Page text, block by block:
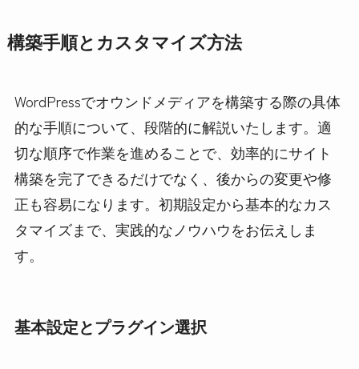
構築手順とカスタマイズ方法
WordPressでオウンドメディアを構築する際の具体
的な手順について、段階的に解説いたします。適
切な順序で作業を進めることで、効率的にサイト
構築を完了できるだけでなく、後からの変更や修
正も容易になります。初期設定から基本的なカス
タマイズまで、実践的なノウハウをお伝えしま
す。
基本設定とプラグイン選択